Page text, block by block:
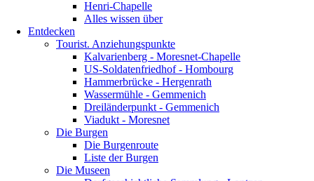
Henri-Chapelle
Alles wissen über
Entdecken
Tourist. Anziehungspunkte
Kalvarienberg - Moresnet-Chapelle
US-Soldatenfriedhof - Hombourg
Hammerbrücke - Hergenrath
Wassermühle - Gemmenich
Dreiländerpunkt - Gemmenich
Viadukt - Moresnet
Die Burgen
Die Burgenroute
Liste der Burgen
Die Museen